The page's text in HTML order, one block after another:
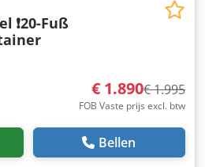
❗️20-Fuß
€ 1.890€ 1.995
FOB Vaste prijs excl. btw
Bellen